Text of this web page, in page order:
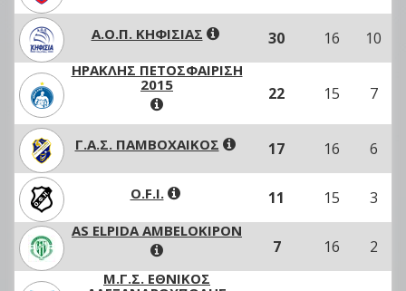
Α.Ο.Π. ΚΗΦΙΣΙΑΣ 30 16 10
ΗΡΑΚΛΗΣ ΠΕΤΟΣΦΑΙΡΙΣΗ
2015
22 15 7
Γ.Α.Σ. ΠΑΜΒΟΧΑΙΚΟΣ 17 16 6
O.F.I. 11 15 3
AS ELPIDA AMBELOKIPON
7 16 2
M.Γ.Σ. ΕΘΝΙΚΟΣ